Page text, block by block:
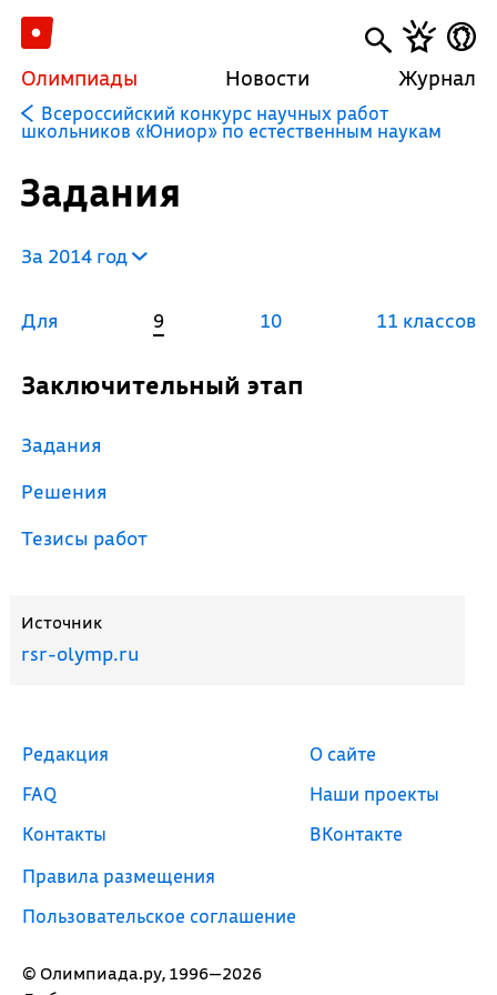
Олимпиады Новости Журнал
Всероссийский конкурс научных работ
школьников «Юниор» по естественным наукам
Задания
За 2014 год
Для 9 10 11 классов
Заключительный этап
Задания
Решения
Тезисы работ
Источник
rsr-olymp.ru
© Олимпиада.ру, 1996—2026
Редакция
FAQ
Контакты
Правила размещения
Пользовательское соглашение
О сайте
Наши проекты
ВКонтакте